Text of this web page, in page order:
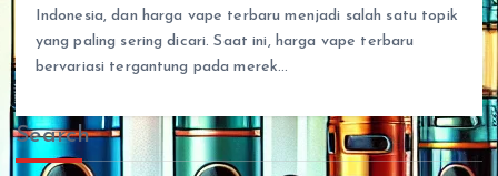
Indonesia, dan harga vape terbaru menjadi salah satu topik
yang paling sering dicari. Saat ini, harga vape terbaru
bervariasi tergantung pada merek…
Search